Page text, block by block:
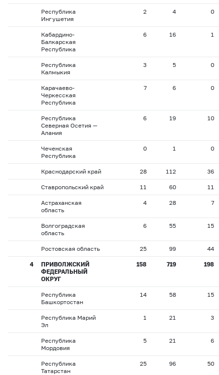
Республика
Ингушетия
2 4 0
Кабардино-
Балкарская
Республика
6 16 1
Республика
Калмыкия
3 5 0
Карачаево-
Черкесская
Республика
7 6 0
Республика
Северная Осетия —
Алания
6 19 10
Чеченская
Республика
0 1 0
Краснодарский край 28 112 36
Ставропольский край 11 60 11
Астраханская
область
4 28 7
Волгоградская
область
6 55 15
Ростовская область 25 99 44
4
ПРИВОЛЖСКИЙ
ФЕДЕРАЛЬНЫЙ
ОКРУГ
158 719 198
Республика
Башкортостан
14 58 15
Республика Марий
Эл
1 21 3
Республика
Мордовия
5 21 6
Республика
Татарстан
25 96 50